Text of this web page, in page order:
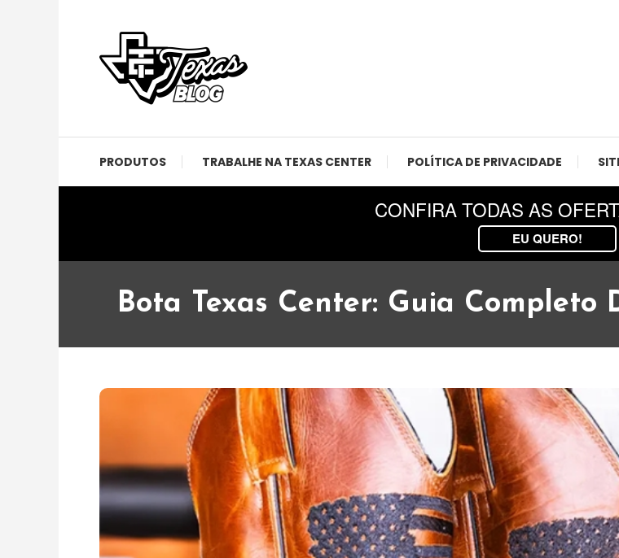
Content
PRODUTOS TRABALHE NA TEXAS CENTER POLÍTICA DE PRIVACIDADE
CONFIRA TODAS AS
EU QUERO!
Bota Texas Center: Guia Completo